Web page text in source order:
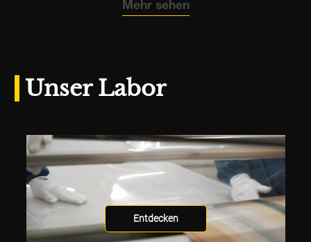
Mehr sehen
Unser Labor
Entdecken